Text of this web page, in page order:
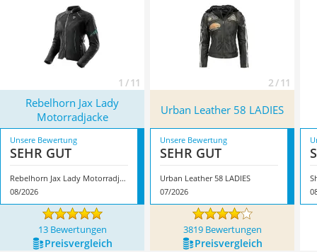
Motorradjacke* mit seinen Eigenschaften.
1 / 11 2 / 11
Rebelhorn Jax Lady
Motorradjacke
Urban Leather 58 LADIES
Unsere Bewertung
SEHR GUT
Rebelhorn Jax Lady Motorradjacke
08/2026
Unsere Bewertung
SEHR GUT
Urban Leather 58 LADIES
07/2026
13 Bewertungen 3819 Bewertungen
Preis­vergleich Preis­vergleich